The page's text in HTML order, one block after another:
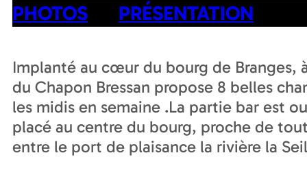
PHOTOS PRÉSENTATION
Implanté au cœur du bourg de
du Chapon Bressan propose 8 belles
les midis en semaine .La partie bar est
placé au centre du bourg, proche de
entre le port de plaisance la rivière la